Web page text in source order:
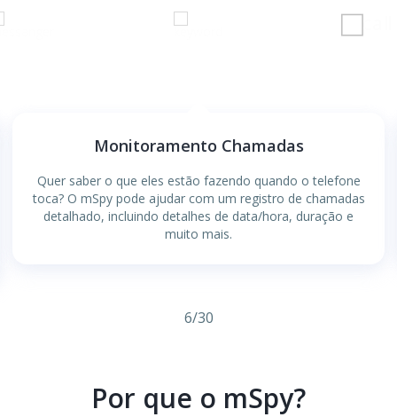
Monitoramento Chamadas
Quer saber o que eles estão fazendo quando o telefone
toca? O mSpy pode ajudar com um registro de chamadas
detalhado, incluindo detalhes de data/hora, duração e
muito mais.
6/30
Por que o mSpy?